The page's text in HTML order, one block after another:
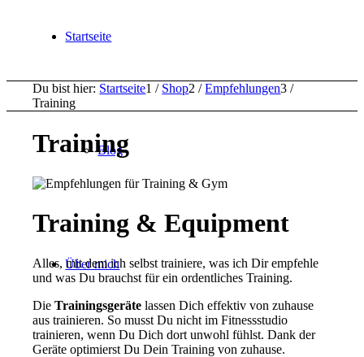
Startseite
Blog
Über mich
Du bist hier: Startseite1 / Shop2 / Empfehlungen3 /
Training
Training
Training & Equipment
Alles, mit dem ich selbst trainiere, was ich Dir empfehle
und was Du brauchst für ein ordentliches Training.
DieTrainingsgeräte lassen Dich effektiv von zuhause
aus trainieren. So musst Du nicht im Fitnessstudio
trainieren, wenn Du Dich dort unwohl fühlst. Dank der
Geräte optimierst Du Dein Training von zuhause.